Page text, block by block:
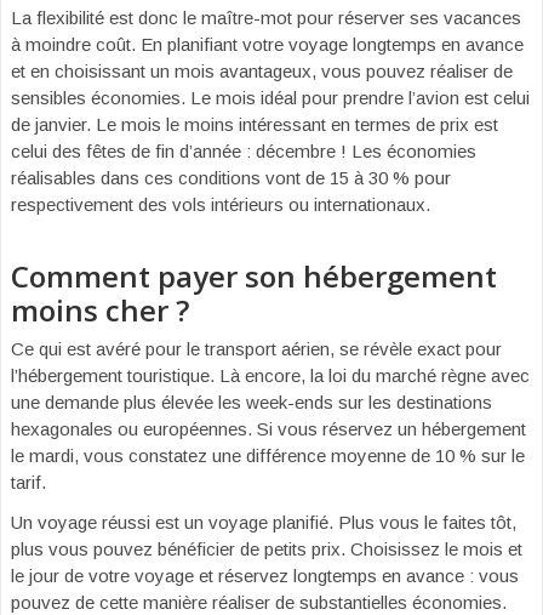
La flexibilité est donc le maître-mot pour réserver ses vacances
à moindre coût. En planifiant votre voyage longtemps en avance
et en choisissant un mois avantageux, vous pouvez réaliser de
sensibles économies. Le mois idéal pour prendre l’avion est celui
de janvier. Le mois le moins intéressant en termes de prix est
celui des fêtes de fin d’année : décembre ! Les économies
réalisables dans ces conditions vont de 15 à 30 % pour
respectivement des vols intérieurs ou internationaux.
Comment payer son hébergement
moins cher ?
Ce qui est avéré pour le transport aérien, se révèle exact pour
l’hébergement touristique. Là encore, la loi du marché règne avec
une demande plus élevée les week-ends sur les destinations
hexagonales ou européennes. Si vous réservez un hébergement
le mardi, vous constatez une différence moyenne de 10 % sur le
tarif.
Un voyage réussi est un voyage planifié. Plus vous le faites tôt,
plus vous pouvez bénéficier de petits prix. Choisissez le mois et
le jour de votre voyage et réservez longtemps en avance : vous
pouvez de cette manière réaliser de substantielles économies.